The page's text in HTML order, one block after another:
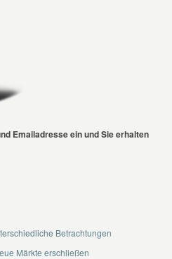
Emailadresse ein und Sie erhalten
Betrachtungen
Märkte erschließen